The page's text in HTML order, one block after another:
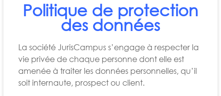
NUMÉRIQUE
Politique de protection
des données
La société JurisCampus s’engage à respecter la
vie privée de chaque personne dont elle est
amenée à traiter les données personnelles, qu’il
soit internaute, prospect ou client.